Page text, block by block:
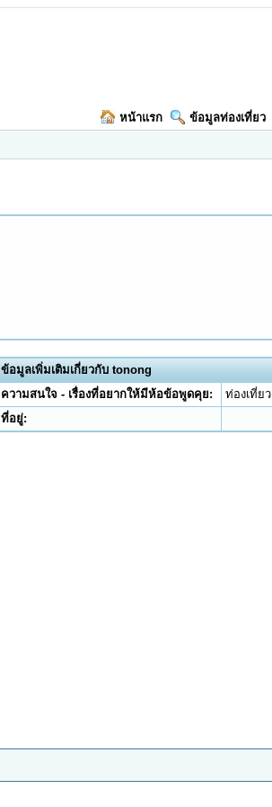
หน้าแรก ข้อมูลท่องเที่ยว
ข้อมูลเพิ่มเติมเกี่ยวกับ tonong
ความสนใจ - เรื่องที่อยากให้มีห้อข้อพูดคุย:
ท่องเที่ยว
ที่อยู่: